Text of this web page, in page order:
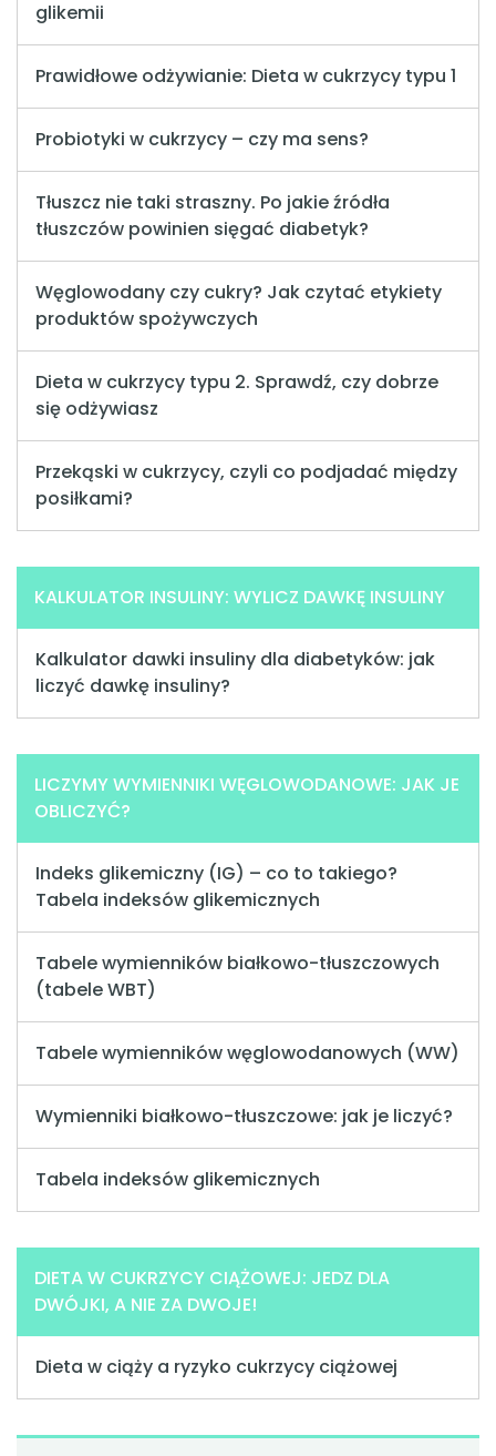
glikemii
Prawidłowe odżywianie: Dieta w cukrzycy typu 1
Probiotyki w cukrzycy – czy ma sens?
Tłuszcz nie taki straszny. Po jakie źródła
tłuszczów powinien sięgać diabetyk?
Węglowodany czy cukry? Jak czytać etykiety
produktów spożywczych
Dieta w cukrzycy typu 2. Sprawdź, czy dobrze
się odżywiasz
Przekąski w cukrzycy, czyli co podjadać między
posiłkami?
KALKULATOR INSULINY: WYLICZ DAWKĘ INSULINY
Kalkulator dawki insuliny dla diabetyków: jak
liczyć dawkę insuliny?
LICZYMY WYMIENNIKI WĘGLOWODANOWE: JAK JE
OBLICZYĆ?
Indeks glikemiczny (IG) – co to takiego?
Tabela indeksów glikemicznych
Tabele wymienników białkowo-tłuszczowych
(tabele WBT)
Tabele wymienników węglowodanowych (WW)
Wymienniki białkowo-tłuszczowe: jak je liczyć?
Tabela indeksów glikemicznych
DIETA W CUKRZYCY CIĄŻOWEJ: JEDZ DLA
DWÓJKI, A NIE ZA DWOJE!
Dieta w ciąży a ryzyko cukrzycy ciążowej